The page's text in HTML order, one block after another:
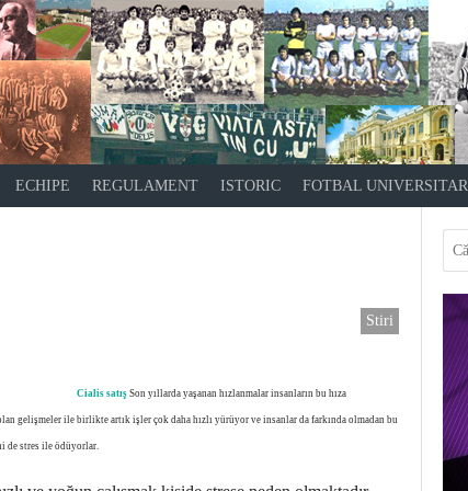
ECHIPE REGULAMENT ISTORIC FOTBAL UNIVERSITAR
Stiri
Cialis satış Son yıllarda yaşanan hızlanmalar insanların bu hıza
gelişmeler ile birlikte artık işler çok daha hızlı yürüyor ve insanlar da farkında olmadan bu
de stres ile ödüyorlar.